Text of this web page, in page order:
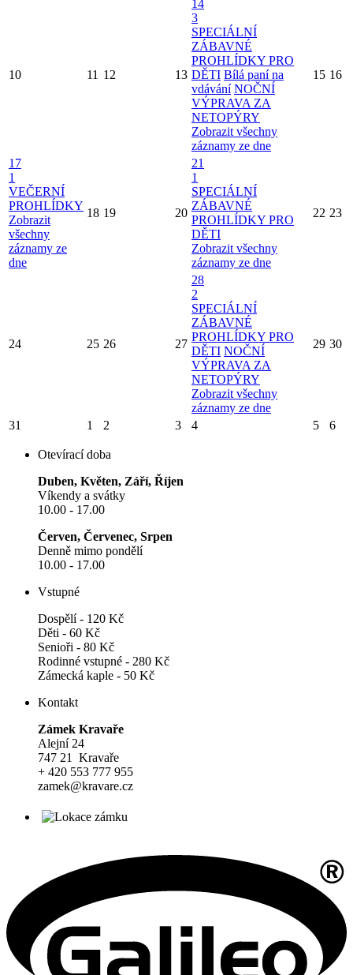
10 11 12 13
14
3
SPECIÁLNÍ
ZÁBAVNÉ
PROHLÍDKY PRO
DĚTI Bílá paní na
vdávání NOČNÍ
VÝPRAVA ZA
NETOPÝRY
Zobrazit všechny
záznamy ze dne
15 16
17
1
VEČERNÍ
PROHLÍDKY
Zobrazit
všechny
záznamy ze
dne
18 19 20
21
1
SPECIÁLNÍ
ZÁBAVNÉ
PROHLÍDKY PRO
DĚTI
Zobrazit všechny
záznamy ze dne
22 23
24 25 26 27
28
2
SPECIÁLNÍ
ZÁBAVNÉ
PROHLÍDKY PRO
DĚTI NOČNÍ
VÝPRAVA ZA
NETOPÝRY
Zobrazit všechny
záznamy ze dne
29 30
31 1 2 3 4 5 6
Otevírací doba
Duben, Květen, Září, Říjen
Víkendy a svátky
10.00 - 17.00
Červen, Červenec, Srpen
Denně mimo pondělí
10.00 - 17.00
Vstupné
Dospělí - 120 Kč
Děti - 60 Kč
Senioři - 80 Kč
Rodinné vstupné - 280 Kč
Zámecká kaple - 50 Kč
Kontakt
Zámek Kravaře
Alejní 24
747 21 Kravaře
+ 420 553 777 955
zamek@kravare.cz